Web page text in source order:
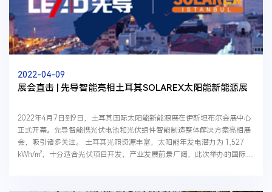
2022-04-09
展会直击 | 先导智能亮相土耳其SOLAREX太阳能新能源展
2022年4月7日到9日，土耳其国际太阳能新能源展在伊斯坦布尔会展中心
正式开幕。先导智能携光伏电池和光伏组件智能制造整体解决方案亮相展
会，吸引诸多关注。 土耳其光照资源丰富，太阳能年发电潜力为 1,527
kWh/㎡，十分适合光伏项目开发，产业发展前景广阔，此次举办的国际太